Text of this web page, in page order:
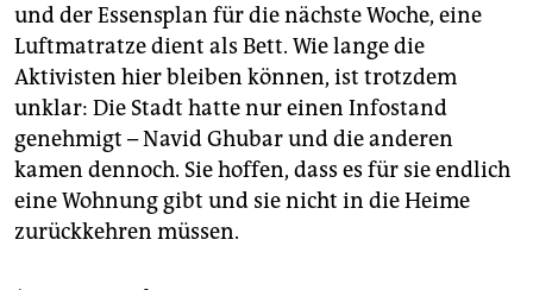
und der Essensplan für die nächste Woche, eine
Luftmatratze dient als Bett. Wie lange die
Aktivisten hier bleiben können, ist trotzdem
unklar: Die Stadt hatte nur einen Infostand
genehmigt – Navid Ghubar und die anderen
kamen dennoch. Sie hoffen, dass es für sie endlich
eine Wohnung gibt und sie nicht in die Heime
zurückkehren müssen.